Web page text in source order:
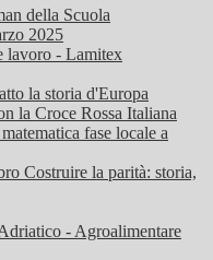
della Scuola
2025
lavoro - Lamitex
la storia d'Europa
la Croce Rossa Italiana
fase locale a
Costruire la parità: storia,
- Agroalimentare